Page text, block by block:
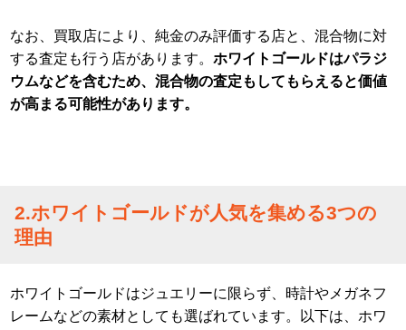
なお、買取店により、純金のみ評価する店と、混合物に対
する査定も行う店があります。ホワイトゴールドはパラジ
ウムなどを含むため、混合物の査定もしてもらえると価値
が高まる可能性があります。
2.ホワイトゴールドが人気を集める3つの
理由
ホワイトゴールドはジュエリーに限らず、時計やメガネフ
レームなどの素材としても選ばれています。以下は、ホワ